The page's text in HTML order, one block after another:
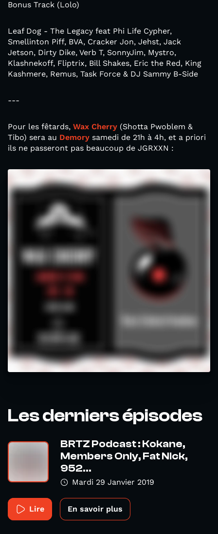
Bonus Track (Lolo)
Leaf Dog - The Legacy feat Phi Life Cypher,
Smellinton Piff, BVA, Cracker Jon, Jehst, Jack
Jetson, Dirty Dike, Verb T, SonnyJim, Mystro,
Klashnekoff, Fliptrix, Bill Shakes, Eric the Red, King
Kashmere, Remus, Task Force & DJ Sammy B-Side
---
Pour les fêtards, Wax Cherry (Shotta Pwoblem &
Tibo) sera au Demory samedi de 21h à 4h, et a priori
ils ne passeront pas beaucoup de JGRXXN :
Les derniers épisodes
BRTZ Podcast : Kokane,
Members Only, Fat Nick,
952...
Mardi 29 Janvier 2019
Lire En savoir plus